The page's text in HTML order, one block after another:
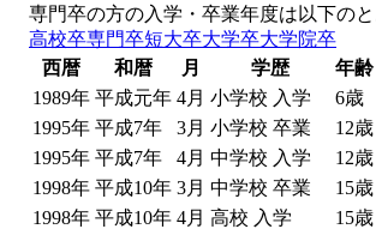
専門卒の方の入学・卒業年度は以下のと
高校卒専門卒短大卒大学卒大学院卒
西暦
和暦 月 学歴
年齢
1989年 平成元年 4月 小学校 入学 6歳
1995年 平成7年 3月 小学校 卒業 12歳
1995年 平成7年 4月 中学校 入学 12歳
1998年 平成10年 3月 中学校 卒業 15歳
1998年 平成10年 4月 高校 入学 15歳